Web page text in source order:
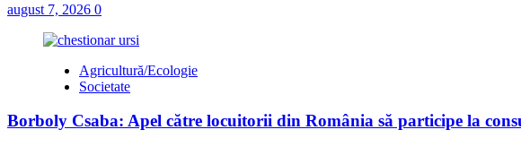
august 7, 2026 0
Agricultură/Ecologie
Societate
Borboly Csaba: Apel către locuitorii din România să participe la